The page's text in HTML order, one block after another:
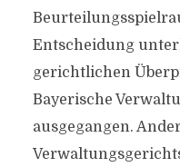
Entscheidung
gerichtlichen
Bayerische
ausgegangen.